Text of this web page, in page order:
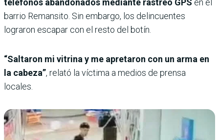
barrio Remansito. Sin embargo, los delincuentes
lograron escapar con el resto del botín.
“Saltaron mi vitrina y me apretaron con un arma en
la cabeza”, relató la víctima a medios de prensa
locales.